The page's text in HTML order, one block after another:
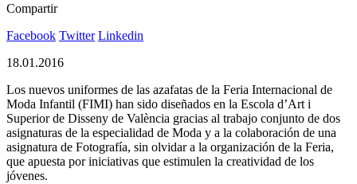
Compartir
Facebook Twitter Linkedin
18.01.2016
Los nuevos uniformes de las azafatas de la Feria Internacional de
Moda Infantil (FIMI) han sido diseñados en la Escola d’Art i
Superior de Disseny de València gracias al trabajo conjunto de dos
asignaturas de la especialidad de Moda y a la colaboración de una
asignatura de Fotografía, sin olvidar a la organización de la Feria,
que apuesta por iniciativas que estimulen la creatividad de los
jóvenes.